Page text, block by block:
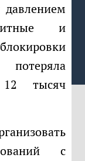
и
тысяч
с